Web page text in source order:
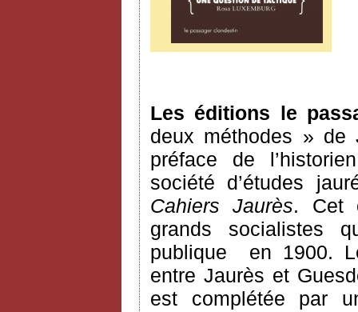
Les éditions le
deux méthodes » de
préface de
société d’études
Cahiers Jaurès. Cet
grands socialistes
publique
en 1900.
entre Jaurès et
est complétée par